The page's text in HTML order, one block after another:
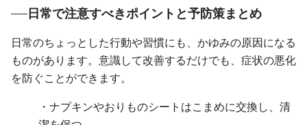
日常で注意すべきポイントと予防策まとめ
日常のちょっとした行動や習慣にも、かゆみの原因になる
ものがあります。意識して改善するだけでも、症状の悪化
を防ぐことができます。
・ナプキンやおりものシートはこまめに交換し、清